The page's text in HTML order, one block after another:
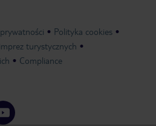
Polityka cookies
turystycznych
Compliance